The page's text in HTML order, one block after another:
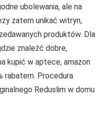
ubolewania, ale na
zatem unikać witryn,
produktów. Dla
znaleźć dobre,
kupić w aptece, amazon
rabatem. Procedura
Reduslim w domu